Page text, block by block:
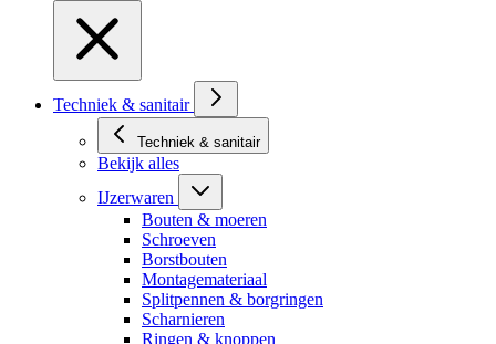
Techniek & sanitair
Techniek & sanitair
Bekijk alles
IJzerwaren
Bouten & moeren
Schroeven
Borstbouten
Montagemateriaal
Splitpennen & borgringen
Scharnieren
Ringen & knoppen